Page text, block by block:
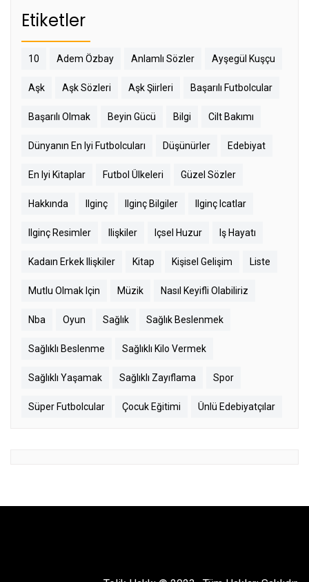
Etiketler
10 Adem Özbay Anlamlı Sözler Ayşegül Kuşçu
Aşk Aşk Sözleri Aşk Şiirleri Başarılı Futbolcular
Başarılı Olmak Beyin Gücü Bilgi Cilt Bakımı
Dünyanın En Iyi Futbolcuları Düşünürler Edebiyat
En Iyi Kitaplar Futbol Ülkeleri Güzel Sözler
Hakkında Ilginç Ilginç Bilgiler Ilginç Icatlar
Ilginç Resimler Ilişkiler Içsel Huzur Iş Hayatı
Kadaın Erkek Ilişkiler Kitap Kişisel Gelişim Liste
Mutlu Olmak Için Müzik Nasıl Keyifli Olabiliriz
Nba Oyun Sağlık Sağlık Beslenmek
Sağlıklı Beslenme Sağlıklı Kilo Vermek
Sağlıklı Yaşamak Sağlıklı Zayıflama Spor
Süper Futbolcular Çocuk Eğitimi Ünlü Edebiyatçılar